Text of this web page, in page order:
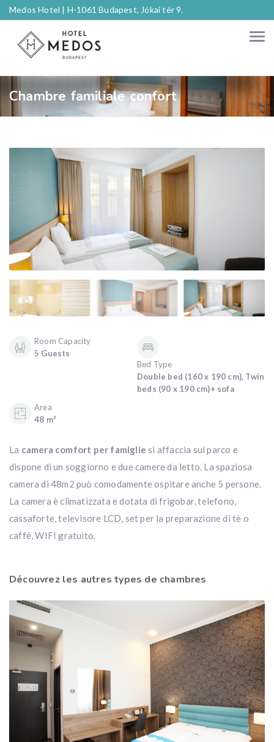
Medos Hotel | H-1061 Budapest, Jókai tér 9.
Chambre familiale confort
Room Capacity
5 Guests
Bed Type
Double bed (160 x 190 cm), Twin
beds (90 x 190 cm)+ sofa
Area
48 m²
La camera comfort per famiglie si affaccia sul parco e
dispone di un soggiorno e due camere da letto. La spaziosa
camera di 48m2 può comodamente ospitare anche 5 persone.
La camera è climatizzata e dotata di frigobar, telefono,
cassaforte, televisore LCD, set per la preparazione di tè o
caffè, WIFI gratuito.
Découvrez les autres types de chambres